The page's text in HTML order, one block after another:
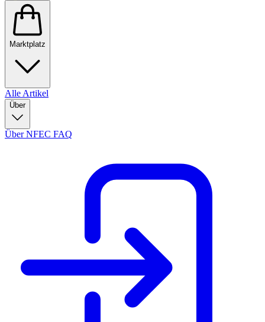
Marktplatz
Alle Artikel
Über
Über NFEC FAQ